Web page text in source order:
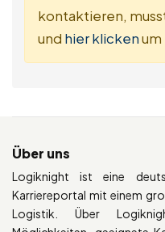
kontaktieren,
und hier klickenum
Über uns
Logiknight ist eine
Karriereportal mit einem
Logistik. Über